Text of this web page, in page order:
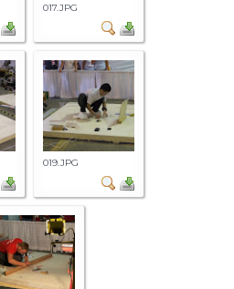
017.JPG
019.JPG